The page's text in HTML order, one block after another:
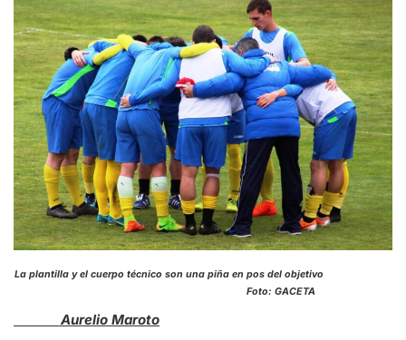
La plantilla y el cuerpo técnico son una piña en pos del objetivo
Foto: GACETA
Aurelio Maroto